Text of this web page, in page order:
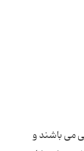
می باشند و